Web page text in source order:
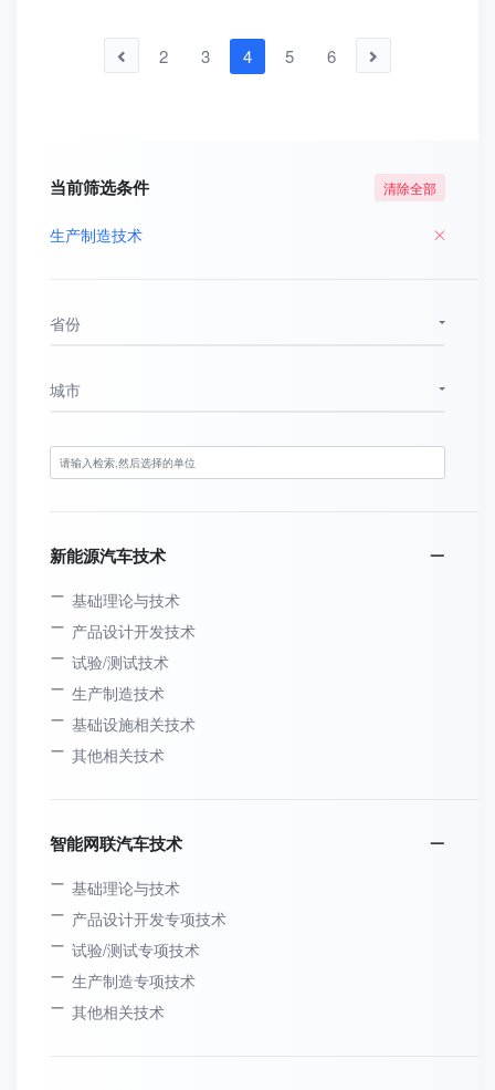
2 3 4 5 6
当前筛选条件 清除全部
生产制造技术
省份
城市
新能源汽车技术
基础理论与技术
产品设计开发技术
试验/测试技术
生产制造技术
基础设施相关技术
其他相关技术
智能网联汽车技术
基础理论与技术
产品设计开发专项技术
试验/测试专项技术
生产制造专项技术
其他相关技术